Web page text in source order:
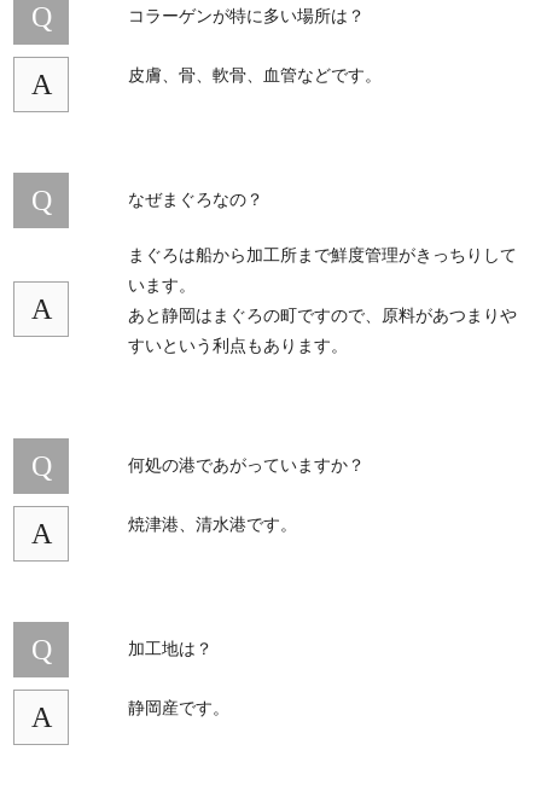
Q コラーゲンが特に多い場所は？
A 皮膚、骨、軟骨、血管などです。
Q なぜまぐろなの？
A
まぐろは船から加工所まで鮮度管理がきっちりして
います。
あと静岡はまぐろの町ですので、原料があつまりや
すいという利点もあります。
Q 何処の港であがっていますか？
A 焼津港、清水港です。
Q 加工地は？
A 静岡産です。